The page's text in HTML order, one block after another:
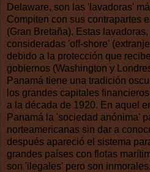
Delaware, son las 'lavadoras'
Compiten con sus contrapartes
(Gran Bretaña). Estas
consideradas 'off-shore'
debido a la protección que
gobiernos (Washington y
Panamá tiene una tradición
los grandes capitales
a la década de 1920. En aquel
Panamá la 'sociedad anónima'
norteamericanas sin dar a
después apareció el sistema
grandes países con flotas
son 'ilegales' pero son